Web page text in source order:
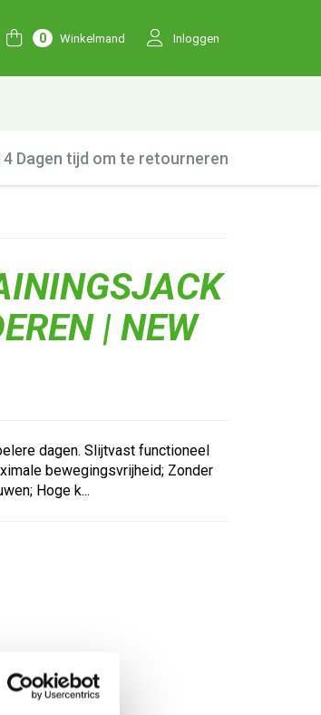
0 Winkelmand Inloggen
Dagen tijd om te retourneren
| NEW
dagen. Slijtvast functioneel
bewegingsvrijheid; Zonder
Hoge k...